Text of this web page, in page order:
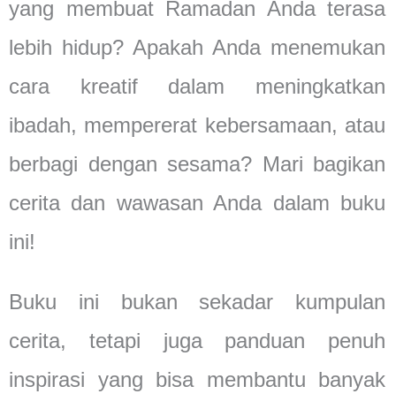
yang membuat Ramadan Anda terasa
lebih hidup? Apakah Anda menemukan
cara kreatif dalam meningkatkan
ibadah, mempererat kebersamaan, atau
berbagi dengan sesama? Mari bagikan
cerita dan wawasan Anda dalam buku
ini!
Buku ini bukan sekadar kumpulan
cerita, tetapi juga panduan penuh
inspirasi yang bisa membantu banyak